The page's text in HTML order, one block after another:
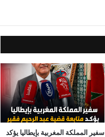
سفير المملكة المغربية بإيطاليا يؤكد